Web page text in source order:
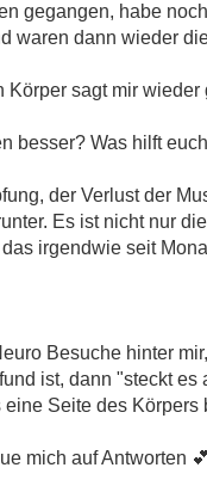
gegangen, habe
waren dann wieder
Körper sagt mir
besser? Was hilft
der Verlust der
Es ist nicht nur
irgendwie seit
Besuche hinter
ist, dann "steckt
Seite des Körpers
mich auf Antworten 💕